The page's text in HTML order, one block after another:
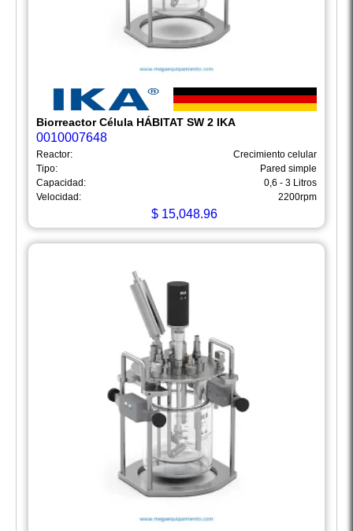
Biorreactor Célula HÁBITAT SW 2 IKA
0010007648
Reactor:
Crecimiento celular
Tipo:
Pared simple
Capacidad:
0,6 - 3 Litros
Velocidad:
2200rpm
$ 15,048.96